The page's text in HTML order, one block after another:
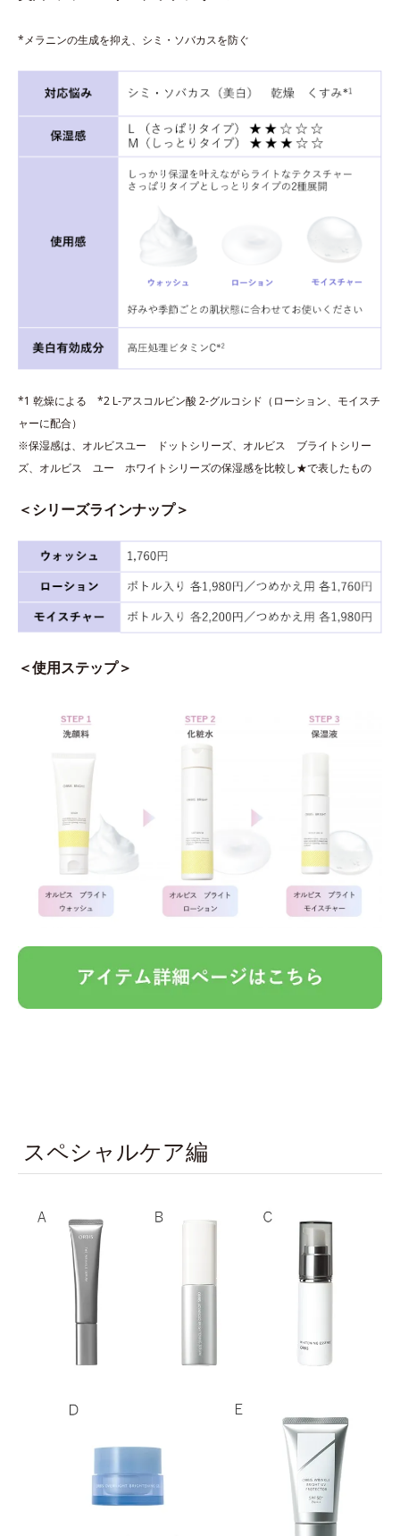
*メラニンの生成を抑え、シミ・ソバカスを防ぐ
*1 乾燥による *2 L-アスコルビン酸 2-グルコシド（ローション、モイスチ
ャーに配合）
※保湿感は、オルビスユー ドットシリーズ、オルビス ブライトシリー
ズ、オルビス ユー ホワイトシリーズの保湿感を比較し★で表したもの
＜シリーズラインナップ＞
＜使用ステップ＞
スペシャルケア編